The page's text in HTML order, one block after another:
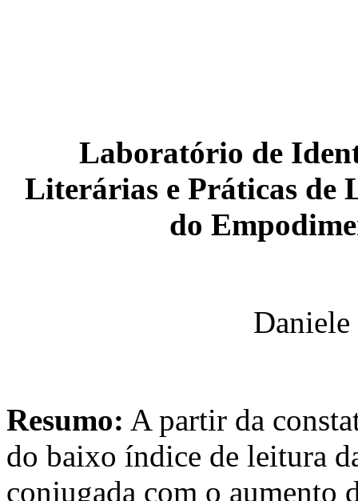
Laboratório de
Literárias e Práticas de
do
Resumo: A partir da
do baixo índice de leitura
conjugada com o aumento